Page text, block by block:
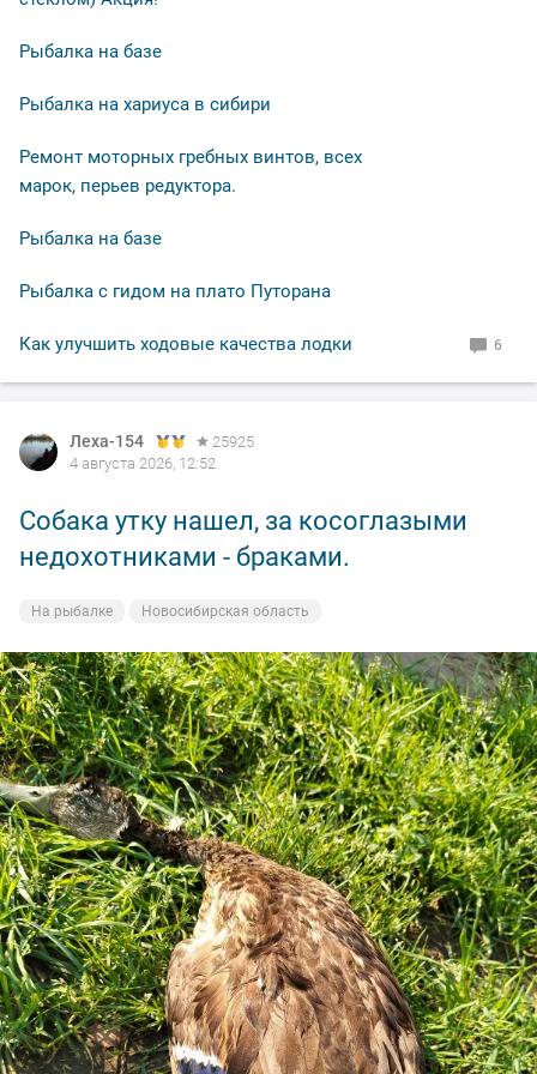
Рыбалка на базе
Рыбалка на хариуса в сибири
Ремонт моторных гребных винтов, всех
марок, перьев редуктора.
Рыбалка на базе
Рыбалка с гидом на плато Путорана
Как улучшить ходовые качества лодки 6
Леха-154
25925
4 августа 2026, 12:52
Собака утку нашел, за косоглазыми
недохотниками - браками.
На рыбалке Новосибирская область